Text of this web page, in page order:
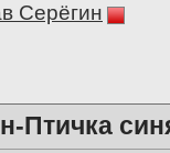
Серёгин
Птичка